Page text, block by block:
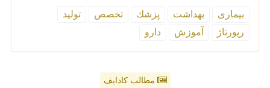
بیماری بهداشت پزشك تخصص
تولید
رپورتاژ
آموزش دارو
مطالب کادایف